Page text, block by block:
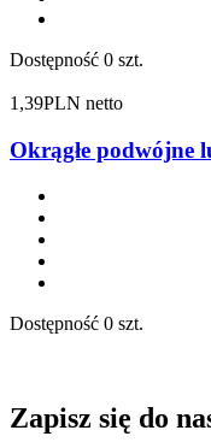
Dostępność 0 szt.
1,39PLN netto
Okrągłe podwójne
Dostępność 0 szt.
Zapisz się do